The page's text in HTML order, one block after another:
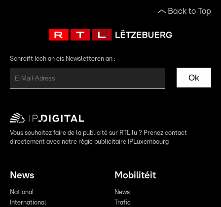
Back to Top
Schreift Iech an eis Newsletteren an :
Ok
Vous souhaitez faire de la publicité sur RTL.lu ? Prenez contact
directement avec notre régie publicitaire IPLuxembourg
News
National
International
Mobilitéit
News
Trafic